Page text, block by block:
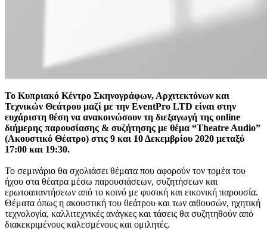
Το Κυπριακό Κέντρο Σκηνογράφων, Αρχιτεκτόνων και
Τεχνικών Θεάτρου μαζί με την EventPro LTD είναι στην
ευχάριστη θέση να ανακοινώσουν τη διεξαγωγή της online
διήμερης παρουσίασης & συζήτησης με θέμα “Theatre Audio”
(Ακουστικό Θέατρο) στις 9 και 10 Δεκεμβρίου 2020 μεταξύ
17:00 και 19:30.
Το σεμινάριο θα σχολιάσει θέματα που αφορούν τον τομέα του
ήχου στα θέατρα μέσω παρουσιάσεων, συζητήσεων και
ερωτοαπαντήσεων από το κοινό με φυσική και εικονική παρουσία.
Θέματα όπως η ακουστική του θεάτρου και των αιθουσών, ηχητική
τεχνολογία, καλλιτεχνικές ανάγκες και τάσεις θα συζητηθούν από
διακεκριμένους καλεσμένους και ομιλητές.